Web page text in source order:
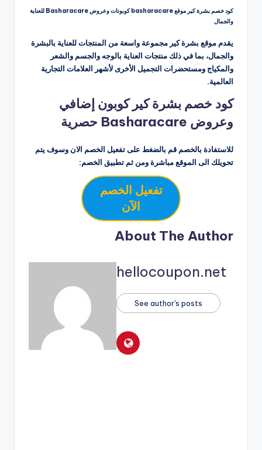
كود خصم بشرة كير موقع basharacare كوبونات وعروض Basharacare للعناية
والجمال
يقدم موقع بشرة كير مجموعة واسعة من المنتجات للعناية بالبشرة
والجمال، بما في ذلك منتجات العناية بالوجه والجسم والشعر
والمكياج ومستحضرات التجميل الأخرى لأشهر العلامات التجارية
العالمية.
كود خصم بشرة كير كوبون إضافي
وعروض Basharacare حصرية
للاستفادة بالخصم قم بالضغط على تفعيل الخصم الان وسوف يتم
تحويلك الى الموقع مباشرة ومن ثم تطبيق الخصم:
تفعيل الخصم
الآن
About The Author
hellocoupon.net
See author's posts